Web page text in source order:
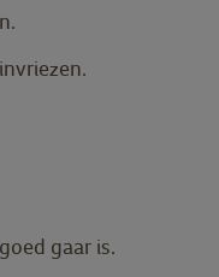
gaar is.